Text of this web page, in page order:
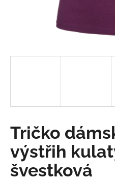
Tričko
výstřih
švestková
t
D
o